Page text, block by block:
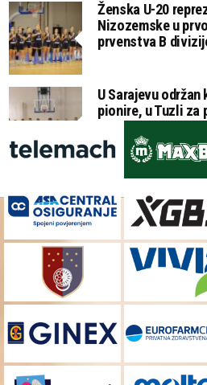
Ženska U-20
Nizozemske u
prvenstva B
U Sarajevu
pionire, u Tuzli za